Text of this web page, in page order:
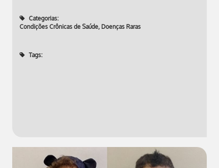
Categorias:
Condições Crônicas de Saúde, Doenças Raras
Tags: